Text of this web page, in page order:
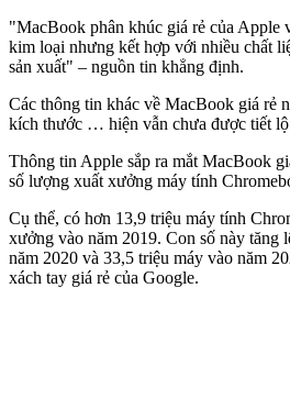
"MacBook phân khúc giá rẻ của Apple
kim loại nhưng kết hợp với nhiều chất
sản xuất" – nguồn tin khẳng định.
Các thông tin khác về MacBook giá rẻ
kích thước … hiện vẫn chưa được tiết
Thông tin Apple sắp ra mắt MacBook
số lượng xuất xưởng máy tính
Cụ thể, có hơn 13,9 triệu máy tính
xưởng vào năm 2019. Con số này tăng
năm 2020 và 33,5 triệu máy vào năm
xách tay giá rẻ của Google.